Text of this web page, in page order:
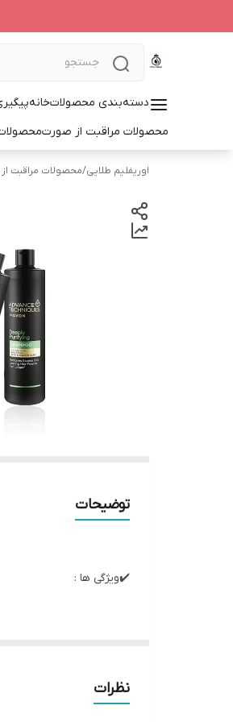
دسته‌بندی محصولاتخانه
محصولات مراقبت از صورت
اوریفلیم طلایی/محصولات مراقبت
توضیحات
✔️ویژگی ها :
• کنترل چربی و سبوم
• تصفیه عمیق
نظرات